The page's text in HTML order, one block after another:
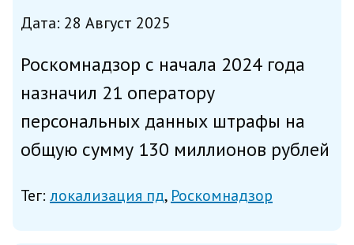
Дата: 28 Август 2025
Роскомнадзор с начала 2024 года
назначил 21 оператору
персональных данных штрафы на
общую сумму 130 миллионов рублей
локализации личных сведений
Тег: локализация пд Роскомнадзор